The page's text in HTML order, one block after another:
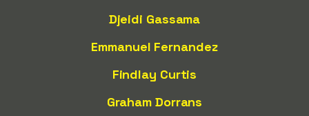
Djeidi Gassama
Emmanuel Fernandez
Findlay Curtis
Graham Dorrans